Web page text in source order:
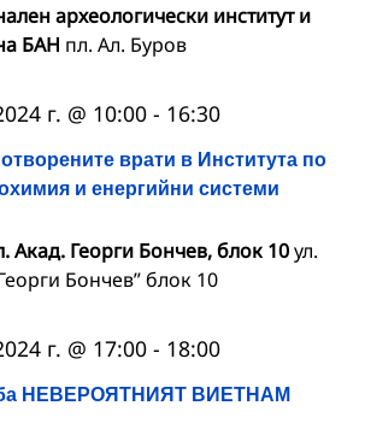
археологически институт и
БАН пл. Ал. Буров
врати в Института по
и енергийни системи
г. @ 10:00 - 16:30
Акад. Георги Бончев, блок 10ул.
Бончев” блок 10
НЕВЕРОЯТНИЯТ ВИЕТНАМ
г. @ 17:00 - 18:00